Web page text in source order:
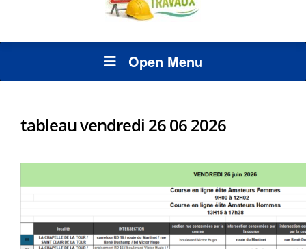
Open Menu
tableau vendredi 26 06 2026